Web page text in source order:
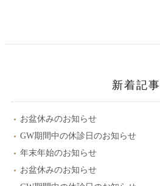
新着記事
お盆休みのお知らせ
GW期間中の休診日のお知らせ
年末年始のお知らせ
お盆休みのお知らせ